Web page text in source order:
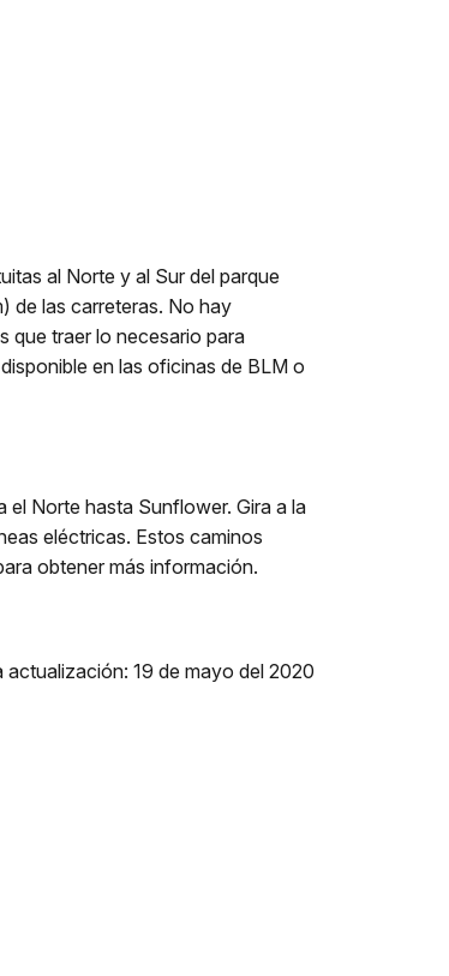
al Norte y al Sur del parque
de las carreteras. No hay
que traer lo necesario para
en las oficinas de BLM o
Norte hasta Sunflower. Gira a la
eléctricas. Estos caminos
obtener más información.
actualización: 19 de mayo del 2020